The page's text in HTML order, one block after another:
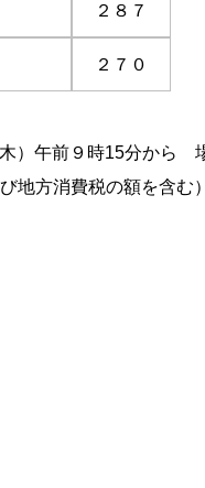
２８７
２７０
午前９時15分から
地方消費税の額を含む）